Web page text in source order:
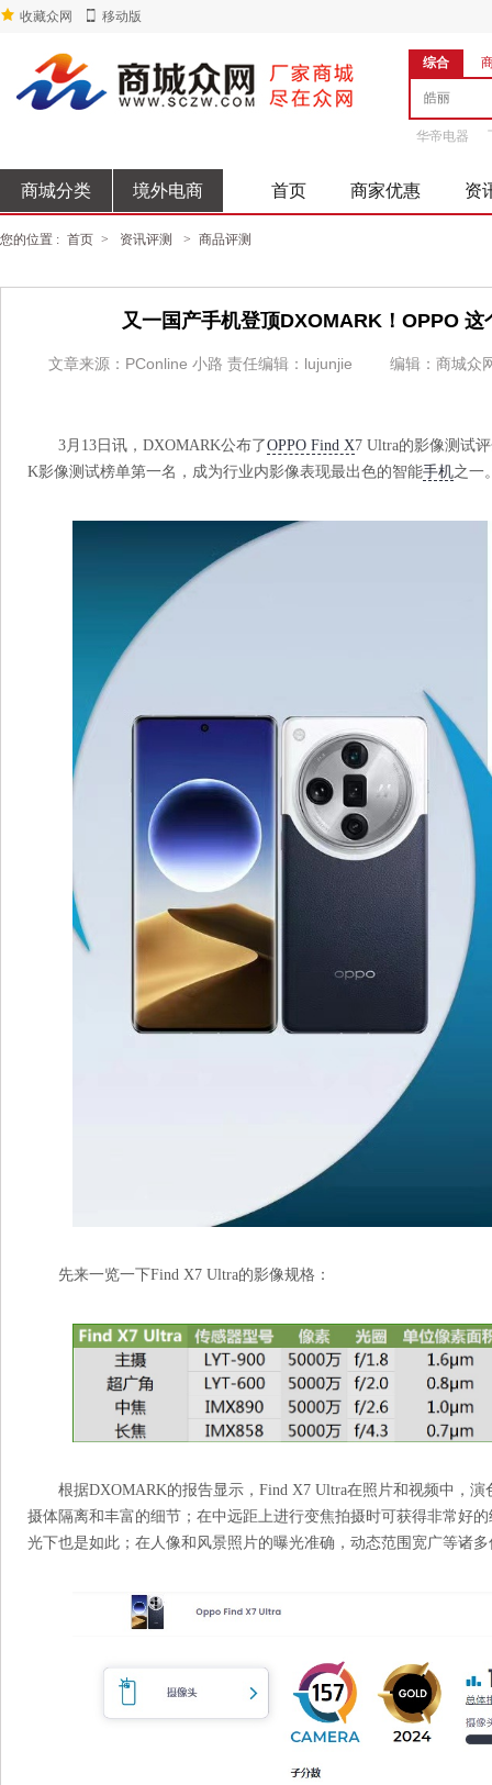
收藏众网 移动版
综合
华帝电器
商城分类 境外电商 首页 商家优惠 资
您的位置 : 首页 > 资讯评测 > 商品评测
又一国产手机登顶DXOMARK！OPPO
文章来源：PConline 小路 责任编辑：lujunjie 编辑：商城众
3月13日讯，DXOMARK公布了OPPO Find X7 Ultra的影像测试
K影像测试榜单第一名，成为行业内影像表现最出色的智能手机之一
先来一览一下Find X7 Ultra的影像规格：
根据DXOMARK的报告显示，Find X7 Ultra在照片和视频中，
摄体隔离和丰富的细节；在中远距上进行变焦拍摄时可获得非常好
光下也是如此；在人像和风景照片的曝光准确，动态范围宽广等诸